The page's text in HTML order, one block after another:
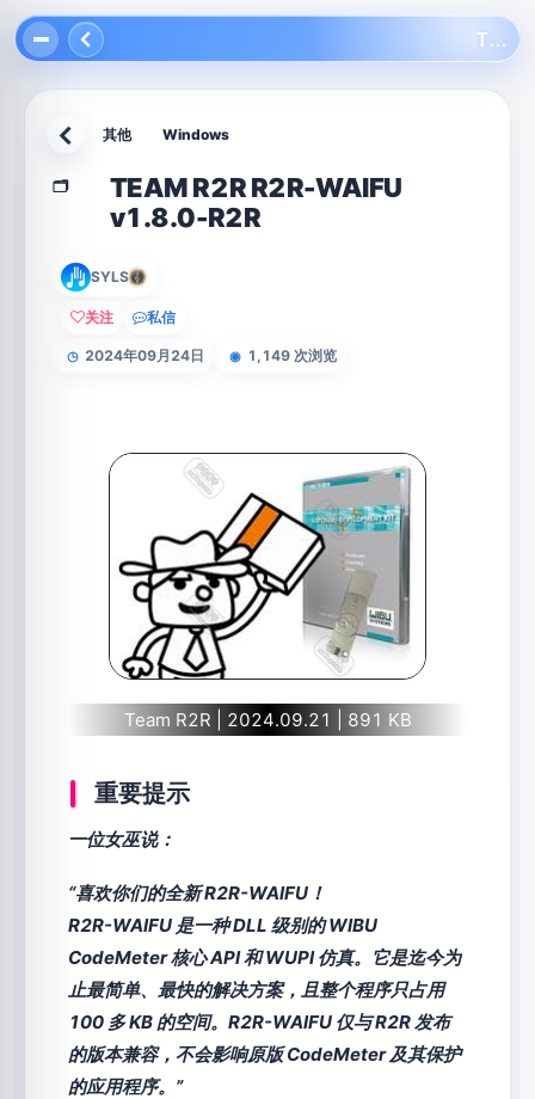
返回 其他 Windows
🗂️
TEAM R2R R2R-WAIFU
v1.8.0-R2R
SYLS
关注 私信
◷ 2024年09月24日 ◉ 1,149 次浏览
Team R2R | 2024.09.21 | 891 KB
重要提示
一位女巫说：
“喜欢你们的全新 R2R-WAIFU！
R2R-WAIFU 是一种 DLL 级别的 WIBU
CodeMeter 核心 API 和 WUPI 仿真。它是迄今为
止最简单、最快的解决方案，且整个程序只占用
100 多 KB 的空间。R2R-WAIFU 仅与 R2R 发布
的版本兼容，不会影响原版 CodeMeter 及其保护
的应用程序。”
TEAM R2R R2R-WAIFU v1.8.0-R2R